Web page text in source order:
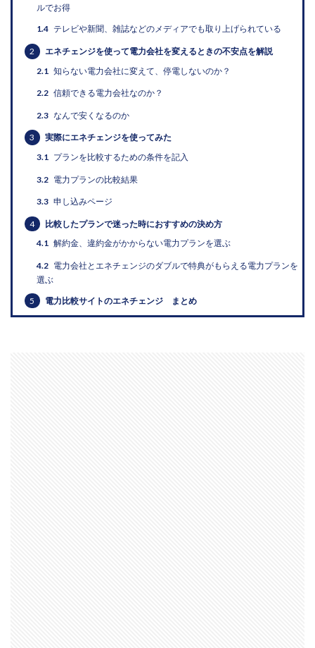
ルでお得
1.4 テレビや新聞、雑誌などのメディアでも取り上げられている
2
エネチェンジを使って電力会社を変えるときの不安点を解説
2.1 知らない電力会社に変えて、停電しないのか？
2.2 信頼できる電力会社なのか？
2.3 なんで安くなるのか
3
実際にエネチェンジを使ってみた
3.1
プランを比較するための条件を記入
3.2 電力プランの比較結果
3.3 申し込みページ
4
比較したプランで迷った時におすすめの決め方
4.1 解約金、違約金がかからない電力プランを選ぶ
4.2 電力会社とエネチェンジのダブルで特典がもらえる電力プランを
選ぶ
5
電力比較サイトのエネチェンジ まとめ